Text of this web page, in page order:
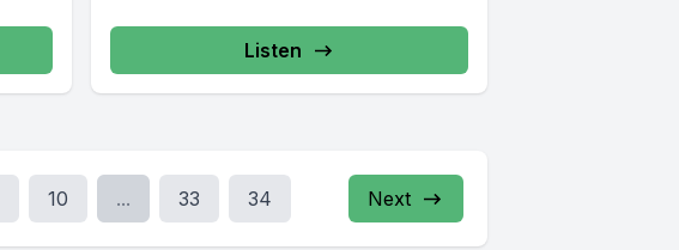
Listen
10 ... 33 34 Next